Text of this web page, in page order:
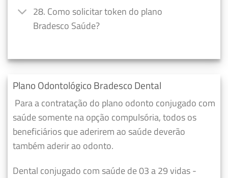
28. Como solicitar token do plano
Bradesco Saúde?
Plano Odontológico Bradesco Dental
Para a contratação do plano odonto conjugado com
saúde somente na opção compulsória, todos os
beneficiários que aderirem ao saúde deverão
também aderir ao odonto.
Dental conjugado com saúde de 03 a 29 vidas -